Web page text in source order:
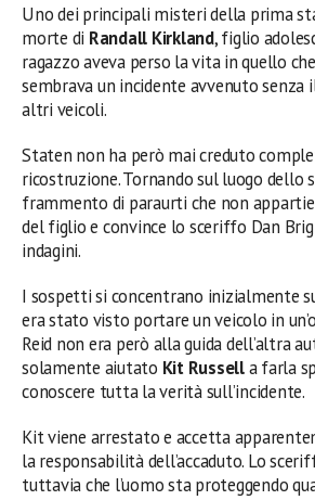
Uno dei principali misteri della prima
morte di Randall Kirkland, figlio
ragazzo aveva perso la vita in quello
sembrava un incidente avvenuto
altri veicoli.
Staten non ha però mai creduto
ricostruzione. Tornando sul luogo dello
frammento di paraurti che non
del figlio e convince lo sceriffo Dan
indagini.
I sospetti si concentrano inizialmente
era stato visto portare un veicolo in
Reid non era però alla guida dell’altra
solamente aiutato Kit Russella farla
conoscere tutta la verità sull’incidente.
Kit viene arrestato e accetta
la responsabilità dell’accaduto. Lo
tuttavia che l’uomo sta proteggendo